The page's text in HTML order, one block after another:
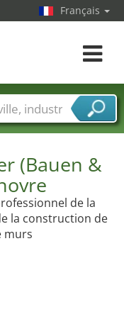
(Bauen &
de la
la construction de
murs
Français
Toggle
Secteurs de foire